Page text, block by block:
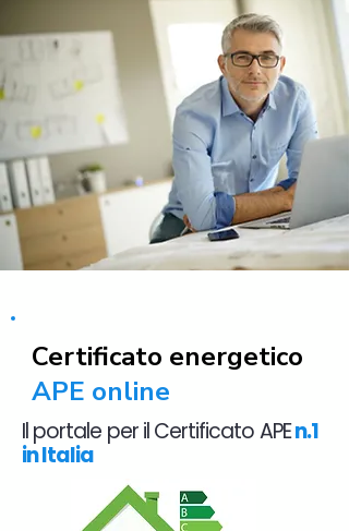
Certificato energetico
APE online
Il portale per il Certificato APEn.1
in Italia